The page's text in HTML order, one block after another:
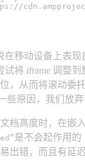
在移动设备上表
将 iframe 调整到
，从而将滚动委
些原因，我们放弃
档高度时，在嵌
是不会起作用的
出错，而且有延迟